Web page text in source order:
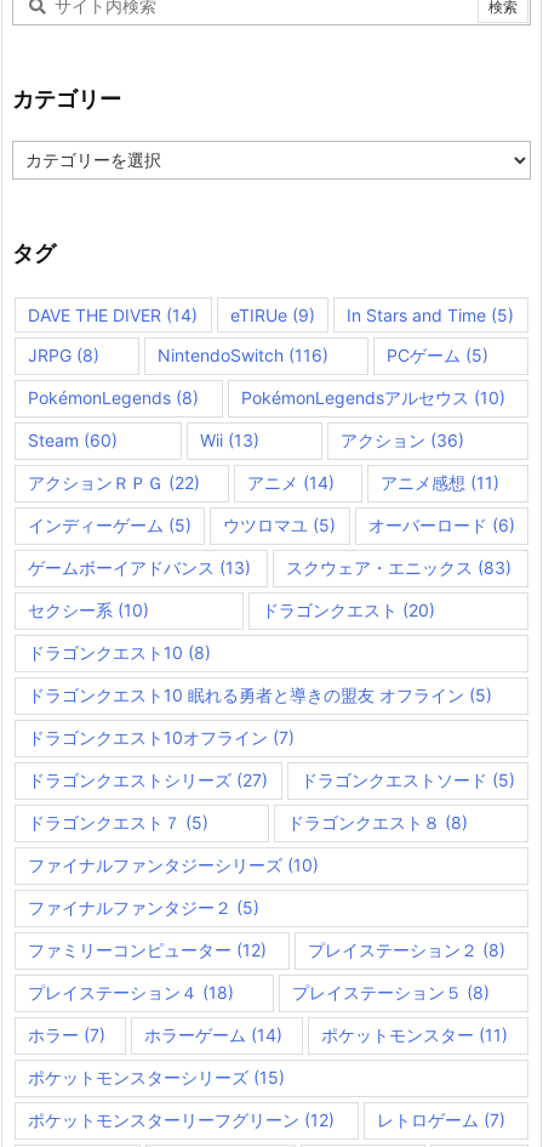
カテゴリー
テ
ー
タグ
DAVE THE DIVER (14) eTIRUe(9) In Stars and Time (5)
JRPG (8) NintendoSwitch (116) PCゲーム (5)
PokémonLegends (8) PokémonLegendsアルセウス (10)
Steam (60) Wii(13) アクション (36)
アクションＲＰＧ (22) アニメ (14) アニメ感想 (11)
インディーゲーム (5) ウツロマユ (5) オーバーロード (6)
ゲームボーイアドバンス (13) スクウェア・エニックス (83)
セクシー系 (10) ドラゴンクエスト (20)
ドラゴンクエスト10 (8)
ドラゴンクエスト10 眠れる勇者と導きの盟友 オフライン (5)
ドラゴンクエスト10オフライン (7)
ドラゴンクエストシリーズ (27) ドラゴンクエストソード (5)
ドラゴンクエスト７ (5) ドラゴンクエスト８ (8)
ファイナルファンタジーシリーズ (10)
ファイナルファンタジー２ (5)
ファミリーコンピューター (12) プレイステーション２ (8)
プレイステーション４ (18) プレイステーション５ (8)
ホラー (7) ホラーゲーム (14) ポケットモンスター (11)
ポケットモンスターシリーズ (15)
ポケットモンスターリーフグリーン (12) レトロゲーム (7)